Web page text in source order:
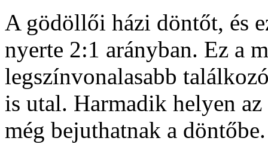
A gödöllői házi döntőt, és
nyerte 2:1 arányban. Ez a
legszínvonalasabb
is utal. Harmadik helyen
még bejuthatnak a döntőbe.